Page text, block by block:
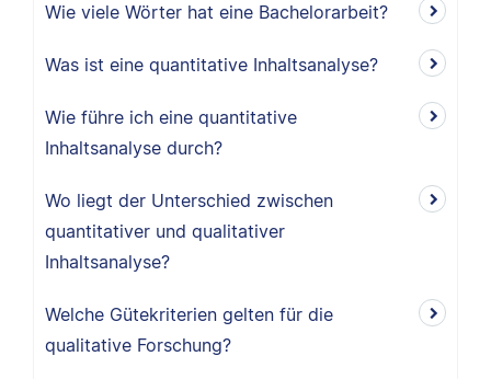
Wie viele Wörter hat eine Bachelorarbeit?
Was ist eine quantitative Inhaltsanalyse?
Wie führe ich eine quantitative
Inhaltsanalyse durch?
Wo liegt der Unterschied zwischen
quantitativer und qualitativer
Inhaltsanalyse?
Welche Gütekriterien gelten für die
qualitative Forschung?